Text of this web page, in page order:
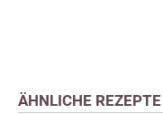
ÄHNLICHE REZEPTE